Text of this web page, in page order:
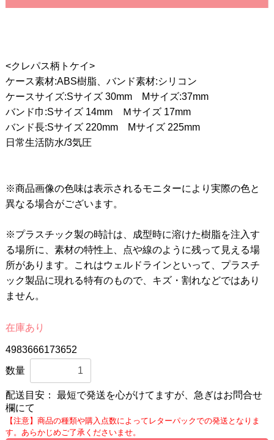
<クレパス柄トケイ>
ケース素材:ABS樹脂、バンド素材:シリコン
ケースサイズ:Sサイズ 30mm Mサイズ:37mm
バンド巾:Sサイズ 14mm Ｍサイズ 17mm
バンド長:Sサイズ 220mm Mサイズ 225mm
日常生活防水/3気圧
※商品画像の色味は表示されるモニターにより実際の色と
異なる場合がございます。
※プラスチック製の時計は、成型時に溶けた樹脂を注入す
る場所に、素材の特性上、点や線のように残って見える場
所があります。これはウェルドラインといって、プラスチ
ック製品に現れる特有のもので、キズ・割れなどではあり
ません。
在庫あり
4983666173652
数量
配送目安： 最短で発送を心がけてますが、急ぎはお問合せ
欄にて
【注意】商品の種類や購入点数によってレターパックでの発送となりま
す。あらかじめご了承くださいませ。